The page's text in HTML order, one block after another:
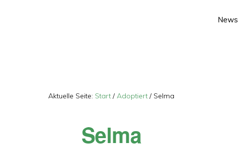
News
Aktuelle Seite: Start / Adoptiert / Selma
Selma